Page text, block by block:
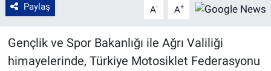
Paylaş A- A+
Gençlik ve Spor Bakanlığı ile Ağrı Valiliği
himayelerinde, Türkiye Motosiklet Federasyonu